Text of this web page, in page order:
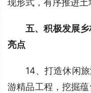
现形式，有序推进土
五、积极发展
亮点
14、打造休闲
游精品工程，挖掘